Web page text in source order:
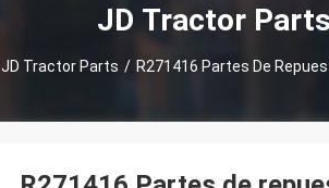
JD Tractor
JD Tractor Parts / R271416 Partes De